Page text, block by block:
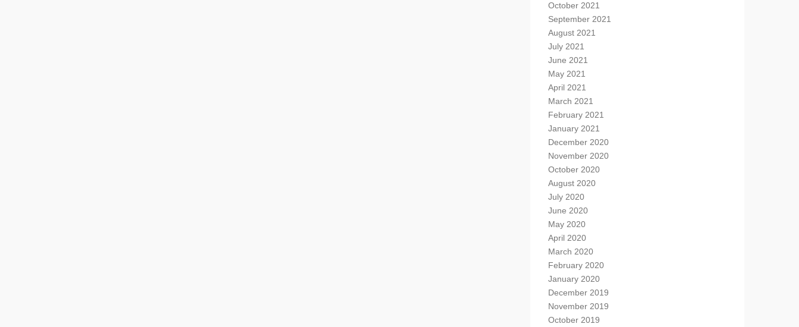
October 2021
September 2021
August 2021
July 2021
June 2021
May 2021
April 2021
March 2021
February 2021
January 2021
December 2020
November 2020
October 2020
August 2020
July 2020
June 2020
May 2020
April 2020
March 2020
February 2020
January 2020
December 2019
November 2019
October 2019